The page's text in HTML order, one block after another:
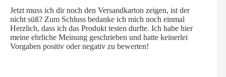
Jetzt muss ich dir noch den Versandkarton zeigen, ist der
nicht süß? Zum Schluss bedanke ich mich noch einmal
Herzlich, dass ich das Produkt testen durfte. Ich habe hier
meine ehrliche Meinung geschrieben und hatte keinerlei
Vorgaben positiv oder negativ zu bewerten!